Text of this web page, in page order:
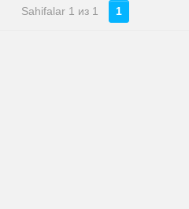
Sahifalar 1 из 1 1